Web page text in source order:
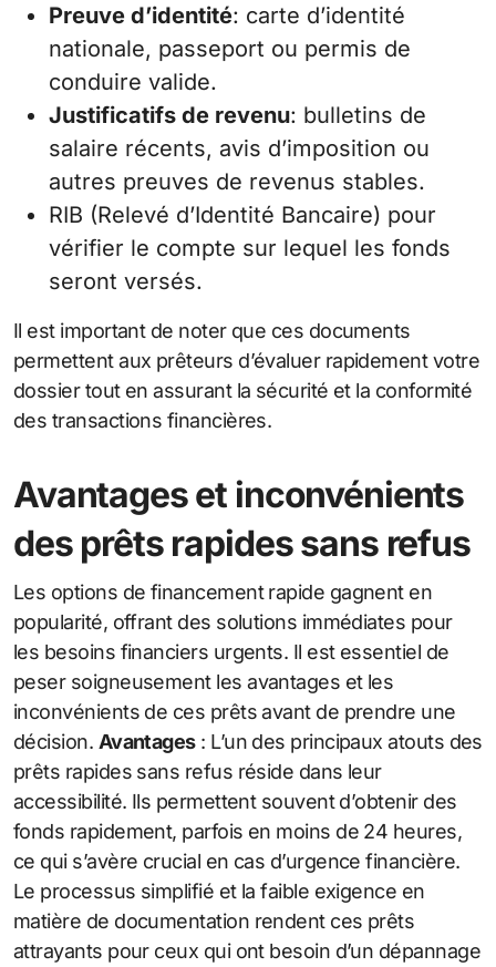
Preuve d’identité: carte d’identité
nationale, passeport ou permis de
conduire valide.
Justificatifs de revenu: bulletins de
salaire récents, avis d’imposition ou
autres preuves de revenus stables.
RIB (Relevé d’Identité Bancaire) pour
vérifier le compte sur lequel les fonds
seront versés.
Il est important de noter que ces documents
permettent aux prêteurs d’évaluer rapidement votre
dossier tout en assurant la sécurité et la conformité
des transactions financières.
Avantages et inconvénients
des prêts rapides sans refus
Les options de financement rapide gagnent en
popularité, offrant des solutions immédiates pour
les besoins financiers urgents. Il est essentiel de
peser soigneusement les avantages et les
inconvénients de ces prêts avant de prendre une
décision. Avantages: L’un des principaux atouts des
prêts rapides sans refus réside dans leur
accessibilité. Ils permettent souvent d’obtenir des
fonds rapidement, parfois en moins de 24 heures,
ce qui s’avère crucial en cas d’urgence financière.
Le processus simplifié et la faible exigence en
matière de documentation rendent ces prêts
attrayants pour ceux qui ont besoin d’un dépannage